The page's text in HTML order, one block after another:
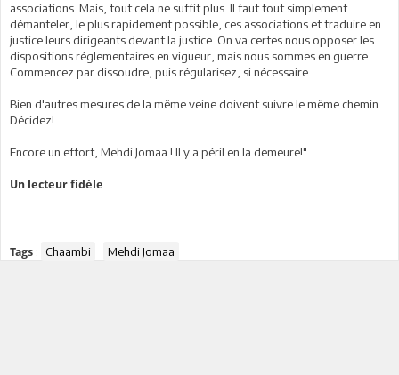
associations. Mais, tout cela ne suffit plus. Il faut tout simplement
démanteler, le plus rapidement possible, ces associations et traduire en
justice leurs dirigeants devant la justice. On va certes nous opposer les
dispositions réglementaires en vigueur, mais nous sommes en guerre.
Commencez par dissoudre, puis régularisez, si nécessaire.
Bien d'autres mesures de la même veine doivent suivre le même chemin.
Décidez!
Encore un effort, Mehdi Jomaa ! Il y a péril en la demeure!"
Un lecteur fidèle
Tags : Chaambi Mehdi Jomaa